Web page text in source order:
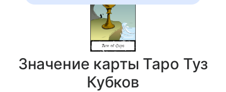
Значение карты Таро Туз
Кубков